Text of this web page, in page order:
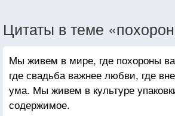
Цитаты в теме
Мы живем в мире, где похороны
где свадьба важнее любви, где
ума. Мы живем в культуре
содержимое.